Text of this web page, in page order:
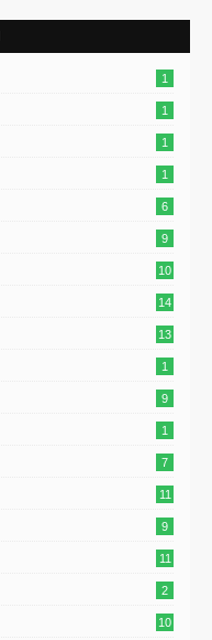
1
1
1
1
6
9
10
14
13
1
9
1
7
11
9
11
2
10